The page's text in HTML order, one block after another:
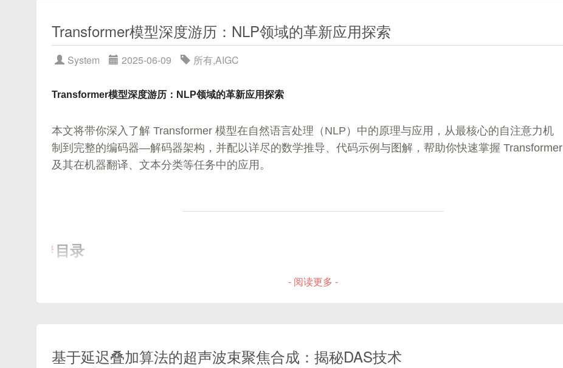
2.2 图的表示方法
度矩阵（D） ：对角矩阵，D\_ii表示节点i的度（即连接数）。
例如，假设三个节点的特征为二维向量：
X = [[1, 0],
：图拉普拉斯矩阵的谱分解是GCN理论基础，将图信号转到频域处理。
2.4 图拉普拉斯矩阵
文本：“一个戴帽子的女孩在海边跑步”
→ 返回匹配该语义的视频片段
二、系统架构图解（文字图）
                             +-----------------+
                 |
CLIP 的训练目标与架构
CLIP 在 DALL·E 2 中的作用
扩散模型的正向与反向过程
扩散模型采样流程示意
DALL·E 2 整体架构与工作流程
文本编码：CLIP 文本嵌入
图解：DALL·E 2 模型核心模块
Transformer模型深度游历：NLP领域的革新应用探索‌
System 2025-06-09 所有,AIGC
Transformer模型深度游历：NLP领域的革新应用探索
本文将带你深入了解 Transformer 模型在自然语言处理（NLP）中的原理与应用，从最核心的自注意力机
制到完整的编码器—解码器架构，并配以详尽的数学推导、代码示例与图解，帮助你快速掌握 Transformer
及其在机器翻译、文本分类等任务中的应用。
目录
3.2核心创新：自注意力机制（Self-Attention）
- 阅读更多 -
基于延迟叠加算法的超声波束聚焦合成：揭秘DAS技术‌